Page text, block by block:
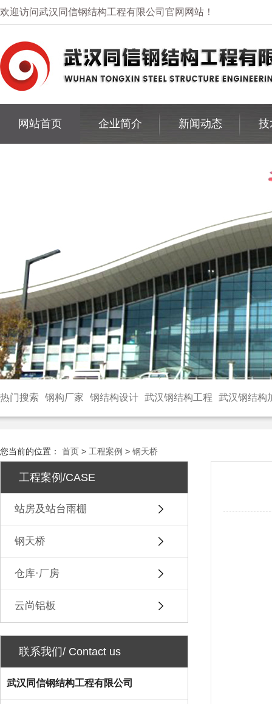
欢迎访问武汉同信钢结构工程有限公司官网网站！
网站首页 企业简介 新闻动态 技
热门搜索 钢构厂家 钢结构设计 武汉钢结构工程 武汉钢结构
您当前的位置： 首页 > 工程案例 > 钢天桥
工程案例/CASE
站房及站台雨棚
钢天桥
仓库·厂房
云尚铝板
联系我们/ Contact us
武汉同信钢结构工程有限公司